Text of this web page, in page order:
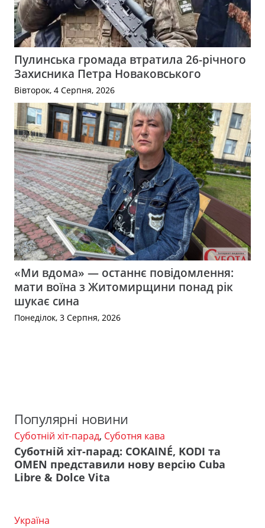
Пулинська громада втратила 26-річного
Захисника Петра Новаковського
Вівторок, 4 Серпня, 2026
«Ми вдома» — останнє повідомлення:
мати воїна з Житомирщини понад рік
шукає сина
Понеділок, 3 Серпня, 2026
Популярні новини
Суботній хіт-парад, Суботня кава
Суботній хіт-парад: COKAINÉ, KODI та
OMEN представили нову версію Cuba
Libre & Dolce Vita
Україна